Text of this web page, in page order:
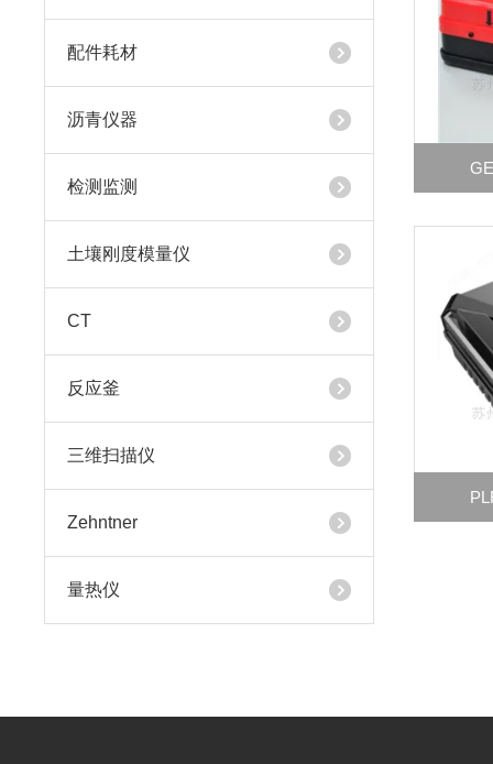
配件耗材
沥青仪器
检测监测
土壤刚度模量仪
CT
反应釜
三维扫描仪
Zehntner
量热仪